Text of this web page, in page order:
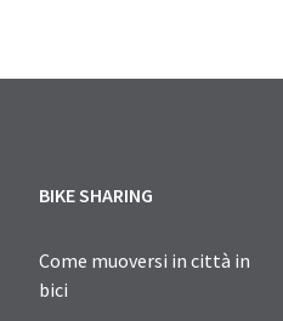
BIKE SHARING
Come muoversi in città in
bici